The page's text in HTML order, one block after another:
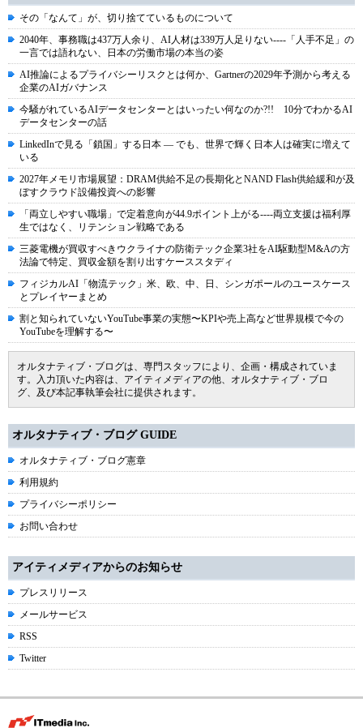
その「なんて」が、切り捨てているものについて
2040年、事務職は437万人余り、AI人材は339万人足りない----「人手不足」の
一言では語れない、日本の労働市場の本当の姿
AI推論によるプライバシーリスクとは何か、Gartnerの2029年予測から考える
企業のAIガバナンス
今騒がれているAIデータセンターとはいったい何なのか?!! 10分でわかるAI
データセンターの話
LinkedInで見る「鎖国」する日本 ― でも、世界で輝く日本人は確実に増えて
いる
2027年メモリ市場展望：DRAM供給不足の長期化とNAND Flash供給緩和が及
ぼすクラウド設備投資への影響
「両立しやすい職場」で定着意向が44.9ポイント上がる----両立支援は福利厚
生ではなく、リテンション戦略である
三菱電機が買収すべきウクライナの防衛テック企業3社をAI駆動型M&Aの方
法論で特定、買収金額を割り出すケーススタディ
フィジカルAI「物流テック」米、欧、中、日、シンガポールのユースケース
とプレイヤーまとめ
割と知られていないYouTube事業の実態〜KPIや売上高など世界規模で今の
YouTubeを理解する〜
オルタナティブ・ブログは、専門スタッフにより、企画・構成されていま
す。入力頂いた内容は、アイティメディアの他、オルタナティブ・ブロ
グ、及び本記事執筆会社に提供されます。
オルタナティブ・ブログ GUIDE
オルタナティブ・ブログ憲章
利用規約
プライバシーポリシー
お問い合わせ
アイティメディアからのお知らせ
プレスリリース
メールサービス
RSS
Twitter